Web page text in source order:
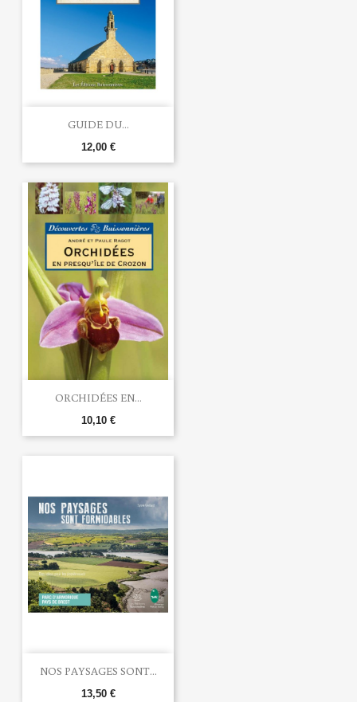
GUIDE DU...
12,00 €
ORCHIDÉES EN...
10,10 €
NOS PAYSAGES SONT...
13,50 €